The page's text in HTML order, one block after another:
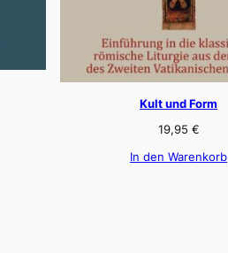
Kult und Form
19,95 €
In den Warenkorb